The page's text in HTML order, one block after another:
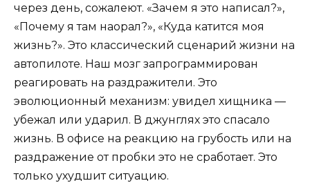
через день, сожалеют. «Зачем я это написал?»,
«Почему я там наорал?», «Куда катится моя
жизнь?». Это классический сценарий жизни на
автопилоте. Наш мозг запрограммирован
реагировать на раздражители. Это
эволюционный механизм: увидел хищника —
убежал или ударил. В джунглях это спасало
жизнь. В офисе на реакцию на грубость или на
раздражение от пробки это не сработает. Это
только ухудшит ситуацию.